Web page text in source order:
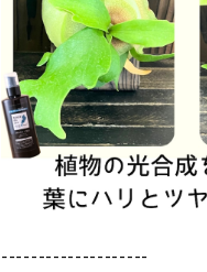
--------------------